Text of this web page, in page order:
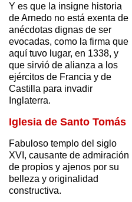
Y es que la insigne historia
de Arnedo no está exenta de
anécdotas dignas de ser
evocadas, como la firma que
aquí tuvo lugar, en 1338, y
que sirvió de alianza a los
ejércitos de Francia y de
Castilla para invadir
Inglaterra.
Iglesia de Santo Tomás
Fabuloso templo del siglo
XVI, causante de admiración
de propios y ajenos por su
belleza y originalidad
constructiva.